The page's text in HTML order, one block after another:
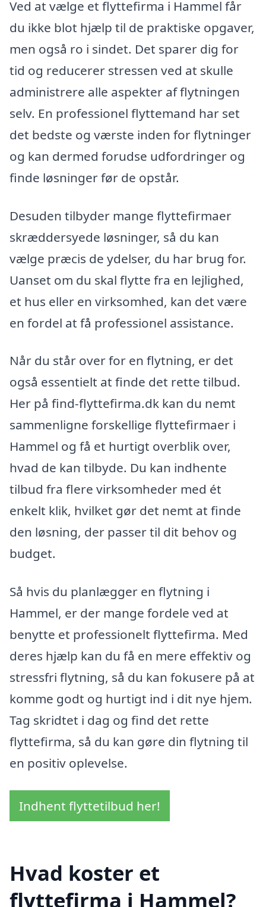
Ved at vælge et flyttefirma i Hammel får
du ikke blot hjælp til de praktiske opgaver,
men også ro i sindet. Det sparer dig for
tid og reducerer stressen ved at skulle
administrere alle aspekter af flytningen
selv. En professionel flyttemand har set
det bedste og værste inden for flytninger
og kan dermed forudse udfordringer og
finde løsninger før de opstår.
Desuden tilbyder mange flyttefirmaer
skræddersyede løsninger, så du kan
vælge præcis de ydelser, du har brug for.
Uanset om du skal flytte fra en lejlighed,
et hus eller en virksomhed, kan det være
en fordel at få professionel assistance.
Når du står over for en flytning, er det
også essentielt at finde det rette tilbud.
Her på find-flyttefirma.dk kan du nemt
sammenligne forskellige flyttefirmaer i
Hammel og få et hurtigt overblik over,
hvad de kan tilbyde. Du kan indhente
tilbud fra flere virksomheder med ét
enkelt klik, hvilket gør det nemt at finde
den løsning, der passer til dit behov og
budget.
Så hvis du planlægger en flytning i
Hammel, er der mange fordele ved at
benytte et professionelt flyttefirma. Med
deres hjælp kan du få en mere effektiv og
stressfri flytning, så du kan fokusere på at
komme godt og hurtigt ind i dit nye hjem.
Tag skridtet i dag og find det rette
flyttefirma, så du kan gøre din flytning til
en positiv oplevelse.
Indhent flyttetilbud her!
Hvad koster et
flyttefirma i Hammel?